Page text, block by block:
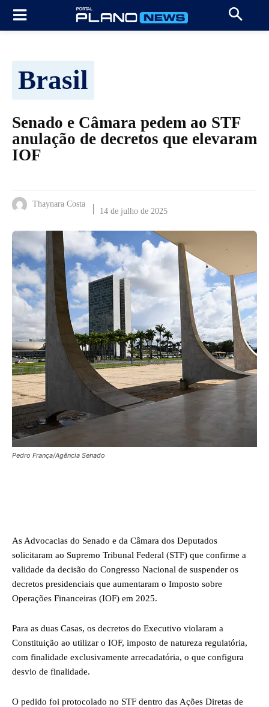
Brasil
Senado e Câmara pedem ao STF
anulação de decretos que elevaram
IOF
Thaynara Costa
14 de julho de 2025
Pedro França/Agência Senado
As Advocacias do Senado e da Câmara dos Deputados
solicitaram ao Supremo Tribunal Federal (STF) que confirme a
validade da decisão do Congresso Nacional de suspender os
decretos presidenciais que aumentaram o Imposto sobre
Operações Financeiras (IOF) em 2025.
Para as duas Casas, os decretos do Executivo violaram a
Constituição ao utilizar o IOF, imposto de natureza regulatória,
com finalidade exclusivamente arrecadatória, o que configura
desvio de finalidade.
O pedido foi protocolado no STF dentro das Ações Diretas de